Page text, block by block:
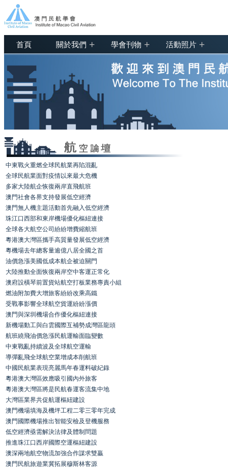
首頁 關於我們 + 學會刊物 + 活動照片 +
中東戰火重燃全球民航業再陷混亂
全球民航業面對疫情以來最大危機
多家大陸航企恢復兩岸直飛航班
澳門社會各界支持發展低空經濟
澳門無人機主題活動首先融入低空經濟
珠江口西部和東岸機場優化樞紐連接
全球各大航空公司紛紛增費縮航班
粵港澳大灣區攜手高質量發展低空經濟
粵機場去年總客量逾億八居全國之首
油價急漲美國低成本航企被迫關門
大陸推動全面恢復兩岸空中客運正常化
澳府設橫琴前置貨站航空打板業務專責小組
燃油附加費大增旅客紛紛改乘高鐵
受戰事影響全球航空貨運紛紛漲價
澳門與深圳機場合作優化樞紐連接
新機場動工與白雲國際互補勢成灣區龍頭
航班繞飛油價急漲民航運輸面臨變數
中東戰亂持續波及全球航空運輸
導彈亂飛全球航空業增成本削航班
中國民航業表現亮麗馬年春運料破紀錄
粵港澳大灣區效應吸引國內外旅客
粵港澳大灣區將是民航春運客流集中地
大灣區業界共促航運樞紐建設
澳門機場填海及機坪工程二零三零年完成
澳門國際機場推出智能安檢及登機服務
低空經濟亟需解決法律及體制問題
推進珠江口西岸國際空運樞紐建設
澳深兩地航空物流加強合作謀求雙贏
澳門民航旅遊業冀拓展穆斯林客源